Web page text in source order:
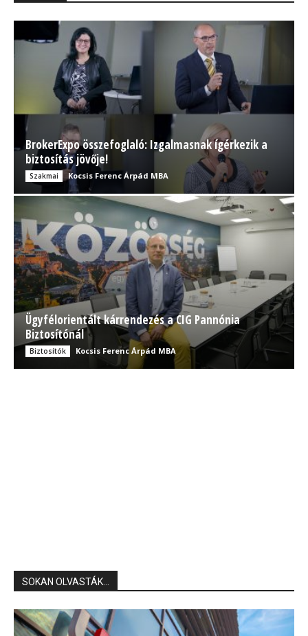
BrokerExpo összefoglaló: Izgalmasnak ígérkezik a
biztosítás jövője!
Szakmai Kocsis Ferenc Árpád MBA
Ügyfélorientált kárrendezés a CIG Pannónia
Biztosítónál
Biztosítók Kocsis Ferenc Árpád MBA
SOKAN OLVASTÁK...